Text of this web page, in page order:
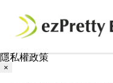
隱私權政策
×